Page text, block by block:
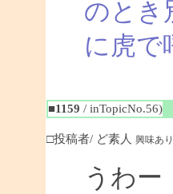
のとき
に虎で
■1159 / inTopicNo.56)
□投稿者/ ど素人 興味あ
うわー